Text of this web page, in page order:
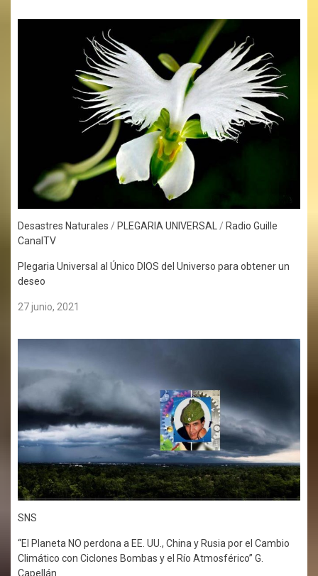
Desastres Naturales / PLEGARIA UNIVERSAL / Radio Guille
CanalTV
Plegaria Universal al Único DIOS del Universo para obtener un
deseo
27 junio, 2021
SNS
“El Planeta NO perdona a EE. UU., China y Rusia por el Cambio
Climático con Ciclones Bombas y el Río Atmosférico” G.
Capellán